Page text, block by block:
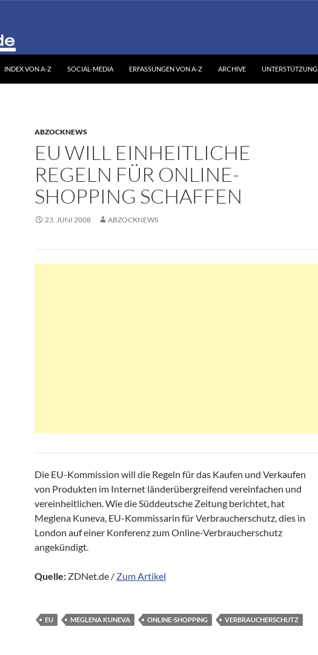
INDEX VON A-Z SOCIAL-MEDIA ERFASSUNGEN VON A-Z ARCHIVE UNTERSTÜTZUNG
ABZOCKNEWS
EU WILL EINHEITLICHE
REGELN FÜR ONLINE-
SHOPPING SCHAFFEN
23. JUNI 2008 ABZOCKNEWS
Die EU-Kommission will die Regeln für das Kaufen und Verkaufen
von Produkten im Internet länderübergreifend vereinfachen und
vereinheitlichen. Wie die Süddeutsche Zeitung berichtet, hat
Meglena Kuneva, EU-Kommissarin für Verbraucherschutz, dies in
London auf einer Konferenz zum Online-Verbraucherschutz
angekündigt.
Quelle: ZDNet.de / Zum Artikel
EU MEGLENA KUNEVA ONLINE-SHOPPING VERBRAUCHERSCHUTZ